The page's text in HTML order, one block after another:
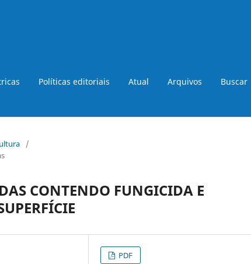
Políticas editoriais Atual Arquivos Buscar
/
CONTENDO FUNGICIDA E
PDF